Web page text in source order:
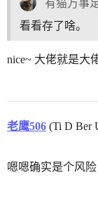
有猫万事
看看存了啥。
nice~ 大佬就是大
老鹰506 (Ti D Ber
嗯嗯确实是个风